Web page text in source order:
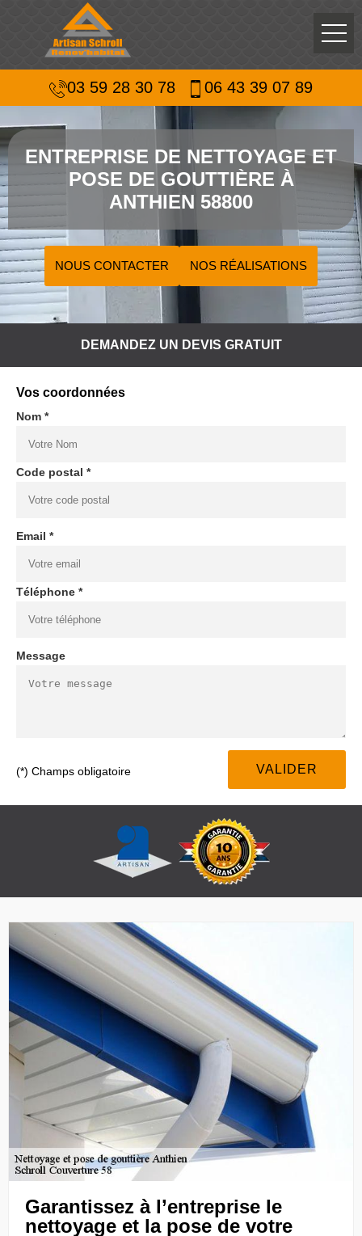
03 59 28 30 78 06 43 39 07 89
ENTREPRISE DE NETTOYAGE ET
POSE DE GOUTTIÈRE À
ANTHIEN 58800
NOUS CONTACTER NOS RÉALISATIONS
DEMANDEZ UN DEVIS GRATUIT
Vos coordonnées
Nom *
Code postal *
Email *
Téléphone *
Message
(*) Champs obligatoire
Garantissez à l’entreprise le
nettoyage et la pose de votre